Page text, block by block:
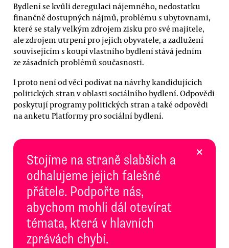
Bydlení se kvůli deregulaci nájemného, nedostatku
finančně dostupných nájmů, problému s ubytovnami,
které se staly velkým zdrojem zisku pro své majitele,
ale zdrojem utrpení pro jejich obyvatele, a zadlužení
souvisejícím s koupí vlastního bydlení stává jedním
ze zásadních problémů současnosti.
I proto není od věci podívat na návrhy kandidujících
politických stran v oblasti sociálního bydlení. Odpovědi
poskytují programy politických stran a také odpovědi
na anketu Platformy pro sociální bydlení.
Stojíme na straně slabších a
odhalujeme jejich falešné
přátele. Podpořte nás,
abychom mohli dál otevírat
témata, která v hlavních
zprávách chybí.
×